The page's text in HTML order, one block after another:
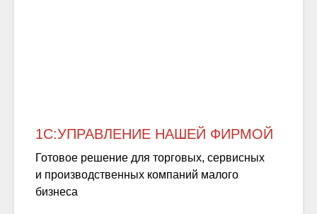
1С:УПРАВЛЕНИЕ НАШЕЙ ФИРМОЙ
Готовое решение для торговых, сервисных
и производственных компаний малого
бизнеса